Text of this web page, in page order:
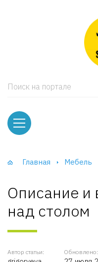
Поиск на портале
Главная Мебель
Описание и
над столом
Автор статьи: Обновлено:
и тумбы